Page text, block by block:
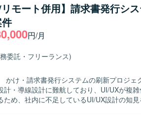
念、驚きなどのキャラクターアニメーショ
す。Rive上でのキャラクター構造化（パー
定）、リアクションを含む各種アニメーシ
の設計・実装（入力や遷移設計、実装側が
ック（動かしやすい分割や差分、不足パー
す。 【求める人物像】 仕様が固まる前の段階でも、ラフな要
動かすと良いか」を提案できる方を求めて
印象を左右するクリティカルなアニメーシ
したワークフローの構築や、State
モート併用】請求書発行シ
円/月
委託・フリーランス)
かけ・請求書発行システムの刷新プロジ
計・導線設計に難航しており、UI/UXが複
ため、社内に不足しているUI/UX設計の知